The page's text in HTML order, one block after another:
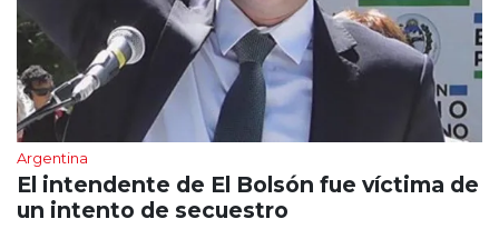
Argentina
El intendente de El Bolsón fue víctima de
un intento de secuestro